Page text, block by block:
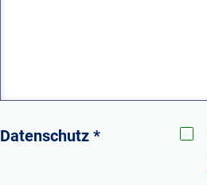
Datenschutz *